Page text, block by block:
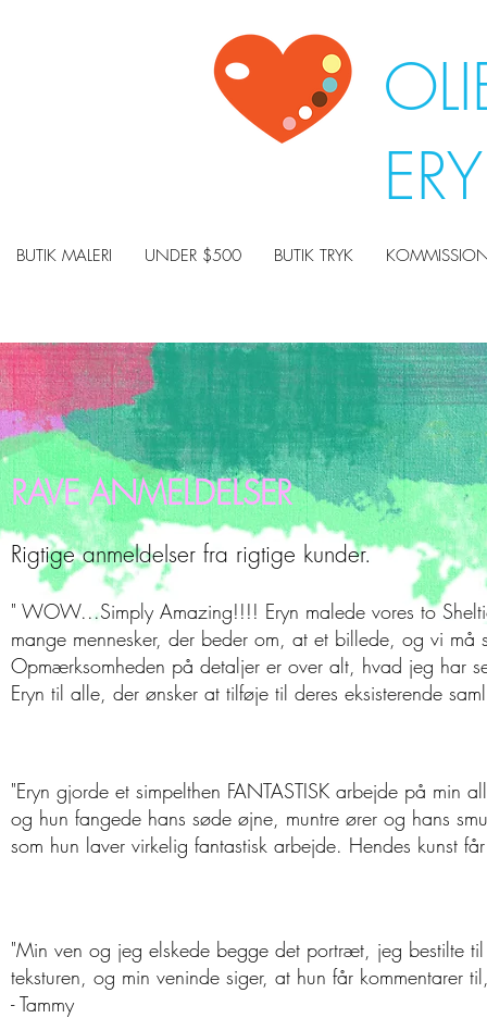
BUTIK MALERI UNDER $500 BUTIK TRYK
RAVE ANMELDELSER
Rigtige anmeldelser fra rigtige kunder.
" WOW...Simply Amazing!!!! Eryn malede vores to
mange mennesker, der beder om, at et billede, og vi
Opmærksomheden på detaljer er over alt, hvad jeg har
Eryn til alle, der ønsker at tilføje til deres eksisterende
"Eryn gjorde et simpelthen FANTASTISK arbejde på min
og hun fangede hans søde øjne, muntre ører og hans
som hun laver virkelig fantastisk arbejde. Hendes kunst
"Min ven og jeg elskede begge det portræt, jeg bestilte
teksturen, og min veninde siger, at hun får kommentarer
- Tammy